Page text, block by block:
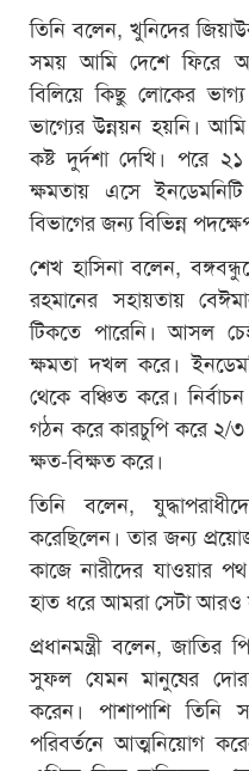
তিনি বলেন, খুনিদের
সময় আমি দেশে ফিরে
বিলিয়ে কিছু লোকের
ভাগ্যের উন্নয়ন হয়নি। আমি
কষ্ট দুর্দশা দেখি। পরে
ক্ষমতায় এসে
বিভাগের জন্য বিভিন্ন
শেখ হাসিনা বলেন,
রহমানের সহায়তায়
টিকতে পারেনি। আসল
ক্ষমতা দখল করে।
থেকে বঞ্চিত করে।
গঠন করে কারচুপি করে ২/৩
ক্ষত-বিক্ষত করে।
তিনি বলেন,
করেছিলেন। তার জন্য
কাজে নারীদের যাওয়ার
হাত ধরে আমরা সেটা আরও
প্রধানমন্ত্রী বলেন, জাতির
সুফল যেমন মানুষের
করেন। পাশাপাশি তিনি
পরিবর্তনে আত্মনিয়োগ